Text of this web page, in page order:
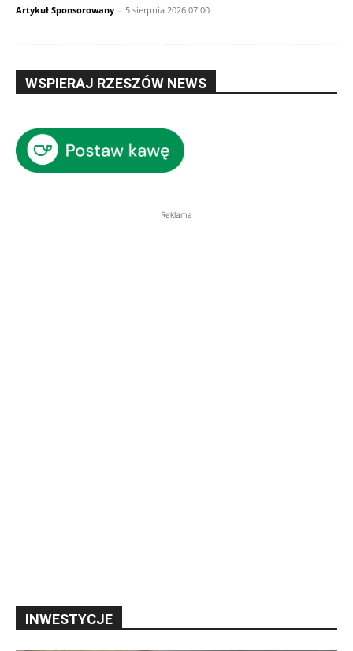
Artykuł Sponsorowany - 5 sierpnia 2026 07:00
WSPIERAJ RZESZÓW NEWS
Reklama
INWESTYCJE